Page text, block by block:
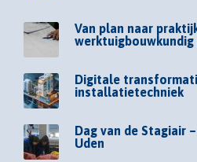
Van plan naar
werktuigbouwkundig
Digitale
installatietechniek
Dag van de Stagiair
Uden